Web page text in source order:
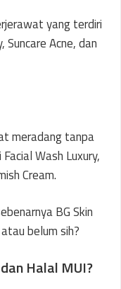
yang terdiri
Suncare Acne, dan
meradang tanpa
Wash Luxury,
Cream.
BG Skin
belum sih?
Halal MUI?